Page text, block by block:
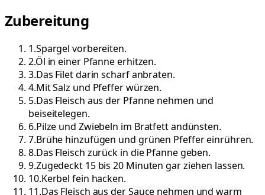
Zubereitung
1.Spargel vorbereiten.
2.Öl in einer Pfanne erhitzen.
3.Das Filet darin scharf anbraten.
4.Mit Salz und Pfeffer würzen.
5.Das Fleisch aus der Pfanne nehmen und
beiseitelegen.
6.Pilze und Zwiebeln im Bratfett andünsten.
7.Brühe hinzufügen und grünen Pfeffer einrühren.
8.Das Fleisch zurück in die Pfanne geben.
9.Zugedeckt 15 bis 20 Minuten gar ziehen lassen.
10.Kerbel fein hacken.
11.Das Fleisch aus der Sauce nehmen und warm